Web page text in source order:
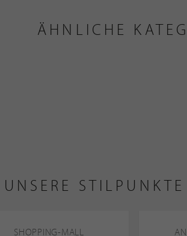
ÄHNLICHE
UNSERE
SHOPPING-MALL